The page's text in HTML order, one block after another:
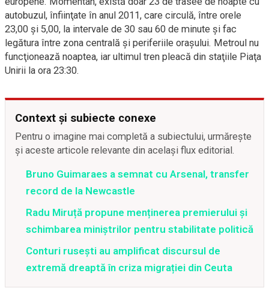
autobuzul, înfiinţate în anul 2011, care circulă, între orele
23,00 şi 5,00, la intervale de 30 sau 60 de minute şi fac
legătura între zona centrală și periferiile orașului. Metroul nu
funcţionează noaptea, iar ultimul tren pleacă din staţiile Piaţa
Unirii la ora 23:30.
Context și subiecte conexe
Pentru o imagine mai completă a subiectului, urmărește
și aceste articole relevante din același flux editorial.
Bruno Guimaraes a semnat cu Arsenal, transfer
record de la Newcastle
Radu Miruță propune menținerea premierului și
schimbarea miniștrilor pentru stabilitate politică
Conturi rusești au amplificat discursul de
extremă dreaptă în criza migrației din Ceuta